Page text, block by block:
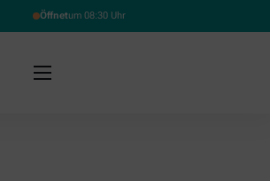
Öffnetum 08:30 Uhr